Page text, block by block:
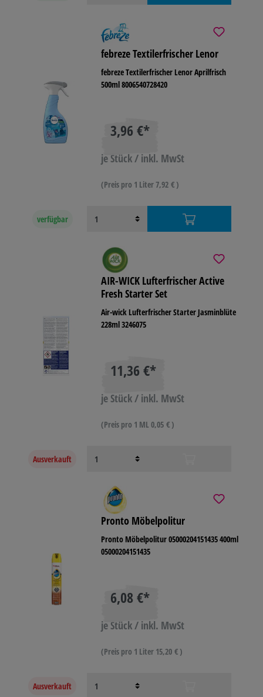
febreze Textilerfrischer Lenor
febreze Textilerfrischer Lenor Aprilfrisch
500ml 8006540728420
3,96 €*
je Stück / inkl. MwSt
(Preis pro 1 Liter 7,92 € )
verfügbar
AIR-WICK Lufterfrischer Active
Fresh Starter Set
Air-wick Lufterfrischer Starter Jasminblüte
228ml 3246075
11,36 €*
je Stück / inkl. MwSt
(Preis pro 1 ML 0,05 € )
Ausverkauft
Pronto Möbelpolitur
Pronto Möbelpolitur 05000204151435 400ml
05000204151435
6,08 €*
je Stück / inkl. MwSt
(Preis pro 1 Liter 15,20 € )
Ausverkauft